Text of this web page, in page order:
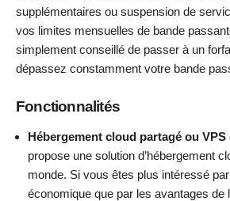
supplémentaires ou suspension de
vos limites mensuelles de bande
simplement conseillé de passer à un
dépassez constamment votre bande
Fonctionnalités
Hébergement cloud partagé ou VPS
propose une solution d’hébergement
monde. Si vous êtes plus intéressé
économique que par les avantages de